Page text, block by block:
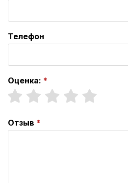
Телефон
Оценка:
Отзыв